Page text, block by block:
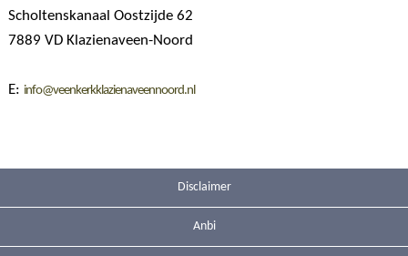
Scholtenskanaal Oostzijde 62
7889 VD Klazienaveen-Noord
E: info@veenkerkklazienaveennoord.nl
Disclaimer
Anbi